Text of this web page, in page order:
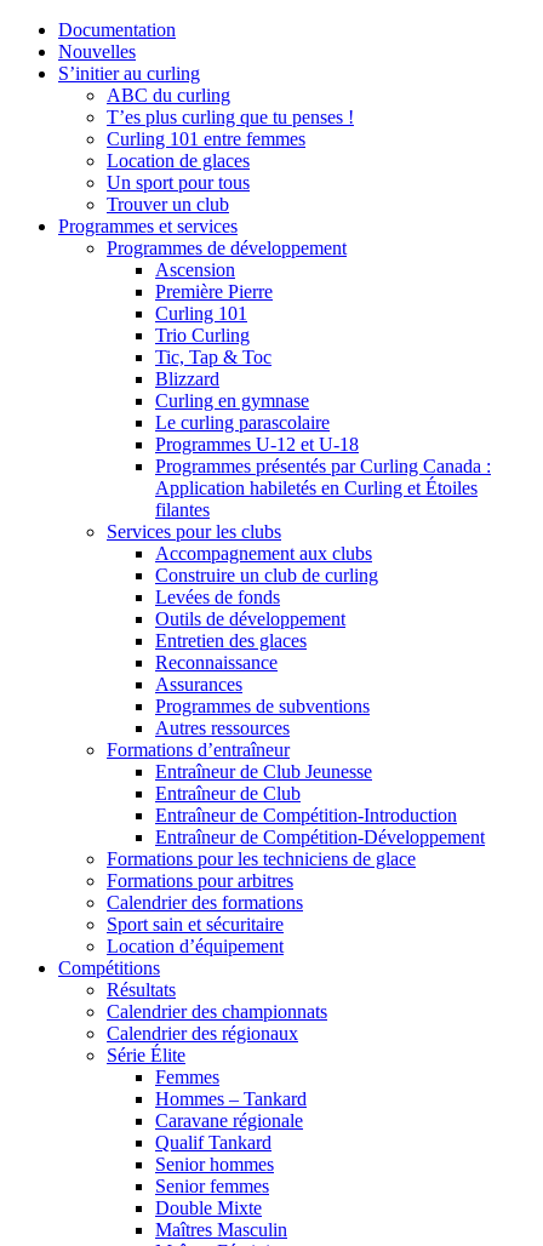
Documentation
Nouvelles
S’initier au curling
ABC du curling
T’es plus curling que tu penses !
Curling 101 entre femmes
Location de glaces
Un sport pour tous
Trouver un club
Programmes et services
Programmes de développement
Ascension
Première Pierre
Curling 101
Trio Curling
Tic, Tap & Toc
Blizzard
Curling en gymnase
Le curling parascolaire
Programmes U-12 et U-18
Programmes présentés par Curling Canada :
Application habiletés en Curling et Étoiles
filantes
Services pour les clubs
Accompagnement aux clubs
Construire un club de curling
Levées de fonds
Outils de développement
Entretien des glaces
Reconnaissance
Assurances
Programmes de subventions
Autres ressources
Formations d’entraîneur
Entraîneur de Club Jeunesse
Entraîneur de Club
Entraîneur de Compétition-Introduction
Entraîneur de Compétition-Développement
Formations pour les techniciens de glace
Formations pour arbitres
Calendrier des formations
Sport sain et sécuritaire
Location d’équipement
Compétitions
Résultats
Calendrier des championnats
Calendrier des régionaux
Série Élite
Femmes
Hommes – Tankard
Caravane régionale
Qualif Tankard
Senior hommes
Senior femmes
Double Mixte
Maîtres Masculin